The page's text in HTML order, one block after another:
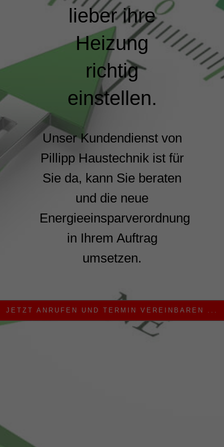
lieber ihre
Heizung
richtig
einstellen.
Unser Kundendienst von
Pillipp Haustechnik ist für
Sie da, kann Sie beraten
und die neue
Energieeinsparverordnung
in Ihrem Auftrag
umsetzen.
JETZT ANRUFEN UND TERMIN VEREINBAREN ...